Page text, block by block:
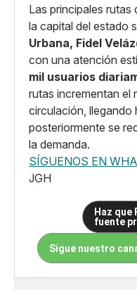
Las principales
la capital del estado
Urbana, Fidel
con una atención
mil usuarios
rutas incrementan el
circulación, llegando
posteriormente se
la demanda.
SÍGUENOS EN
JGH
Haz que
fuente
Sigue nuestro